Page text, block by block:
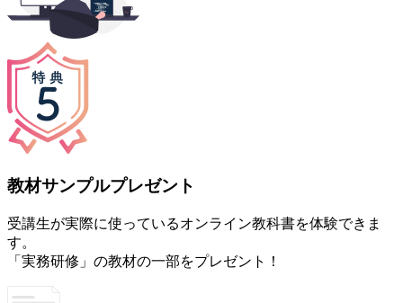
教材サンプルプレゼント
受講生が実際に使っているオンライン教科書を体験できま
す。
「実務研修」の教材の一部をプレゼント！